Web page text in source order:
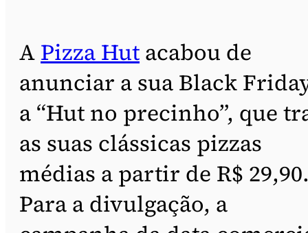
A Pizza Hut acabou de
anunciar a sua Black
a “Hut no precinho”, que
as suas clássicas pizzas
médias a partir de R$
Para a divulgação, a